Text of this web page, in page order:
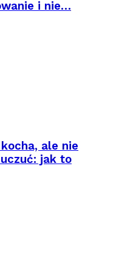
i nie…
ale nie
jak to